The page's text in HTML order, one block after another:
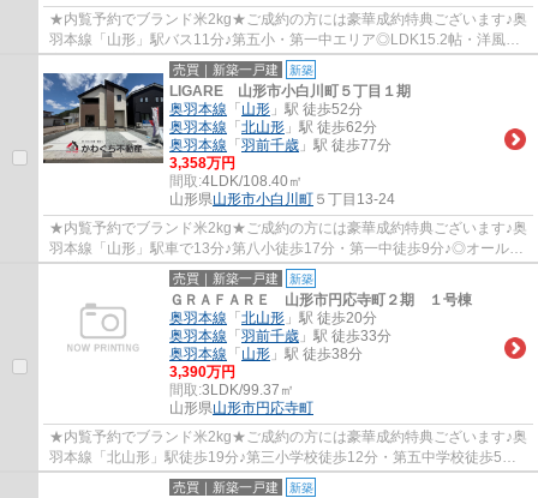
★内覧予約でブランド米2kg★ご成約の方には豪華成約特典ございます♪奥
羽本線「山形」駅バス11分♪第五小・第一中エリア◎LDK15.2帖・洋風和
室4.5帖・洋室3部屋☆
売買｜新築一戸建 新築
LIGARE 山形市小白川町５丁目１期
奥羽本線 「 山形 」駅 徒歩52分
奥羽本線 「 北山形 」駅 徒歩62分
奥羽本線 「 羽前千歳 」駅 徒歩77分
3,358万円
間取:4LDK/108.40㎡
山形県山形市小白川町 ５丁目13-24
★内覧予約でブランド米2kg★ご成約の方には豪華成約特典ございます♪奥
羽本線「山形」駅車で13分♪第八小徒歩17分・第一中徒歩9分♪◎オール電
化♪寒冷地用エアコン1台設置☆WIC・フリースペ...
売買｜新築一戸建 新築
ＧＲＡＦＡＲＥ 山形市円応寺町２期 １号棟
奥羽本線 「 北山形 」駅 徒歩20分
奥羽本線 「 羽前千歳 」駅 徒歩33分
奥羽本線 「 山形 」駅 徒歩38分
3,390万円
間取:3LDK/99.37㎡
山形県山形市円応寺町
★内覧予約でブランド米2kg★ご成約の方には豪華成約特典ございます♪奥
羽本線「北山形」駅徒歩19分♪第三小学校徒歩12分・第五中学校徒歩5分
◎オール電化仕様♪地盤20年保証・建物最長35年...
売買｜新築一戸建 新築